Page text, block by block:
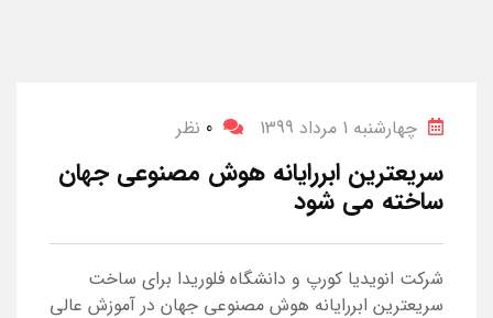
چهارشنبه 1 مرداد 1399 0 نظر
سریعترین ابررایانه هوش مصنوعی جهان
ساخته می شود
شرکت انویدیا کورپ و دانشگاه فلوریدا برای ساخت
سریعترین ابررایانه هوش مصنوعی جهان در آموزش عالی